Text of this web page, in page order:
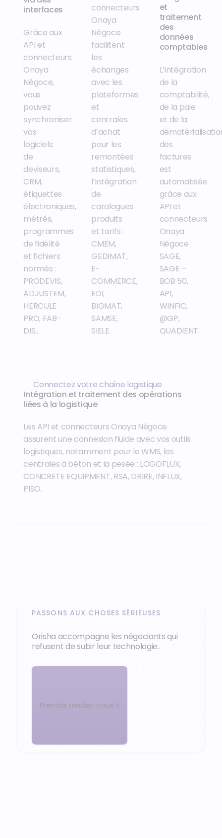
interfaces
Grâce aux
API et
connecteurs
Onaya
Négoce,
vous
pouvez
synchroniser
vos
logiciels
de
deviseurs,
CRM,
étiquettes
électroniques,
métrés,
programmes
de fidélité
et fichiers
normés :
PRODEVIS,
ADJUSTEM,
HERCULE
PRO, FAB-
DIS…
connecteurs
Onaya
Négoce
facilitent
les
échanges
avec les
plateformes
et
centrales
d’achat
pour les
remontées
statistiques,
l’intégration
de
catalogues
produits
et tarifs :
CMEM,
GEDIMAT,
E-
COMMERCE,
EDI,
BIGMAT,
SAMSE,
SIELE.
et
traitement
des
données
comptables
L’intégration
de la
comptabilité,
de la paie
et de la
des
factures
est
automatisée
grâce aux
API et
connecteurs
Onaya
Négoce :
SAGE,
SAGE –
BOB 50,
API,
WINFIC,
@GP,
QUADIENT.
Connectez votre chaîne logistique
Intégration et traitement des opérations
liées à la logistique
Les API et connecteurs Onaya Négoce
assurent une connexion fluide avec vos outils
logistiques, notamment pour le WMS, les
centrales à béton et la pesée : LOGOFLUX,
CONCRETE EQUIPMENT, RSA, DRIRE, INFLUX,
PISO.
PASSONS AUX CHOSES SÉRIEUSES
Orisha accompagne les négociants qui
refusent de subir leur technologie.
Prendre rendez-vous